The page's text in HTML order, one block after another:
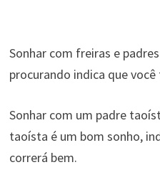
Sonhar com freiras e
procurando indica que
Sonhar com um padre
taoísta é um bom sonho,
correrá bem.